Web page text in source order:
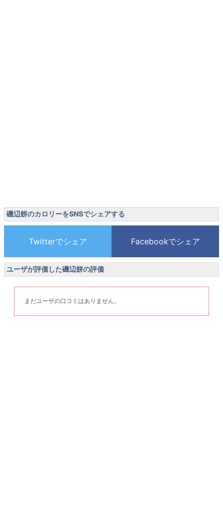
磯辺餅のカロリーをSNSでシェアする
ユーザが評価した磯辺餅の評価
まだユーザの口コミはありません。